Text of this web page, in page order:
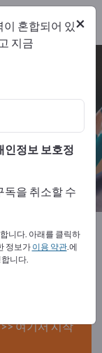
및 공급
제조업체2
유통업체1
고하세
여기서 시작
×
이 혼합되어 있
지금
인정보 보호정
독을 취소할 수
니다. 아래를 클릭하
정보가 이용 약관.에
니다.